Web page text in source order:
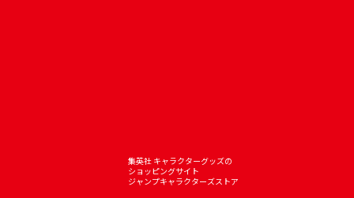
集英社 キャラクターグッズの
ショッピングサイト
ジャンプキャラクターズストア